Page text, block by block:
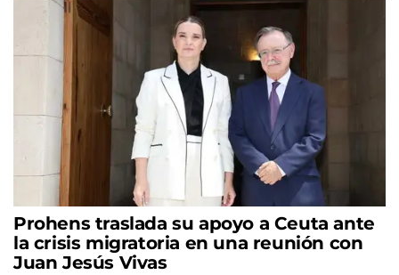
Prohens traslada su apoyo a Ceuta ante
la crisis migratoria en una reunión con
Juan Jesús Vivas